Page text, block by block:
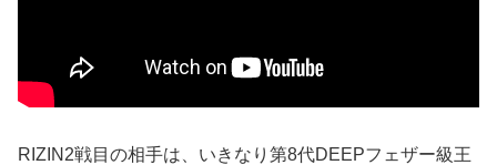
RIZIN2戦目の相手は、いきなり第8代DEEPフェザー級王